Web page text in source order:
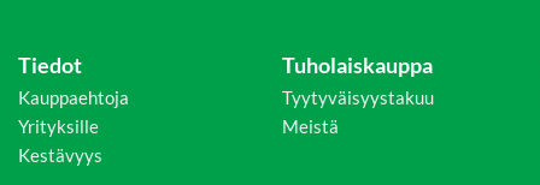
Tiedot
Kauppaehtoja
Yrityksille
Kestävyys
Tuholaiskauppa
Tyytyväisyystakuu
Meistä